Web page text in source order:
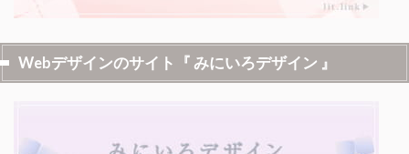
Webデザインのサイト『 みにいろデザイン 』